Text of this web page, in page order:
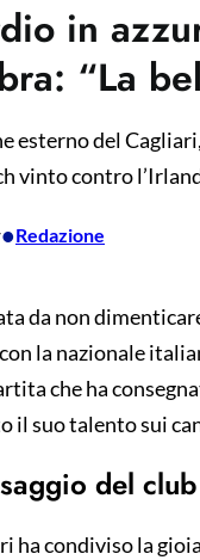
in
“La
esterno del
vinto contro
•Redazione
da non
la nazionale
che ha
il suo talento sui
del club
ha condiviso la